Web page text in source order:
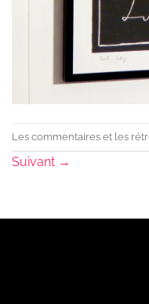
Les commentaires et les
Suivant →